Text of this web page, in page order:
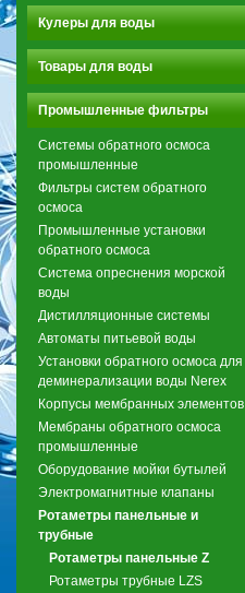
Кулеры для воды
Товары для воды
Промышленные фильтры
Системы обратного осмоса
промышленные
Фильтры систем обратного
осмоса
Промышленные установки
обратного осмоса
Система опреснения морской
воды
Дистилляционные системы
Автоматы питьевой воды
Установки обратного осмоса для
деминерализации воды Nerex
Корпусы мембранных элементов
Мембраны обратного осмоса
промышленные
Оборудование мойки бутылей
Электромагнитные клапаны
Ротаметры панельные и
трубные
Ротаметры панельные Z
Ротаметры трубные LZS